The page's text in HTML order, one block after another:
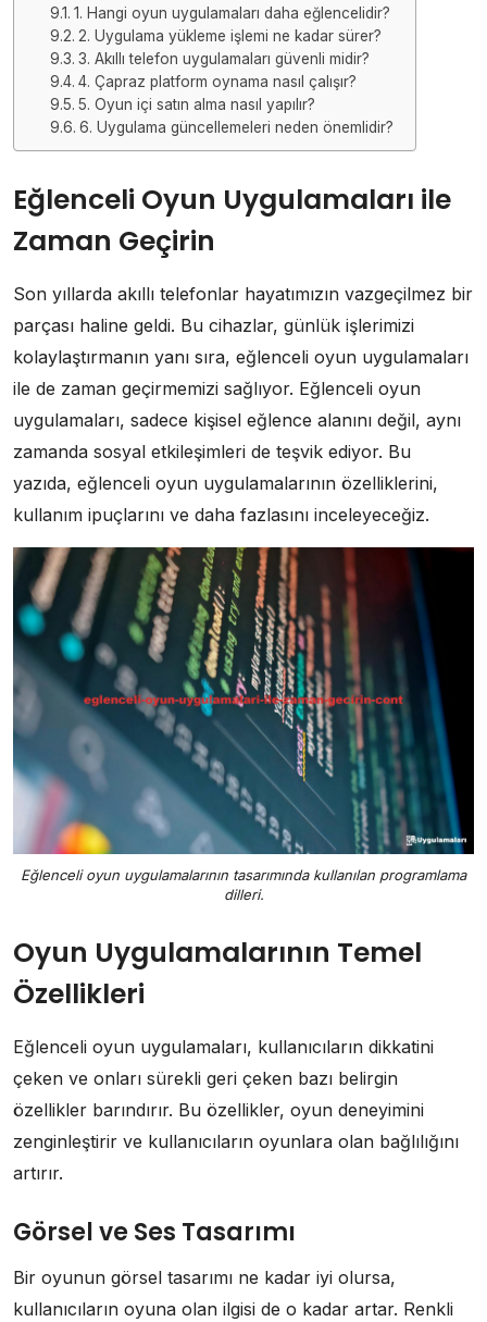
1. Hangi oyun uygulamaları daha eğlencelidir?
2. Uygulama yükleme işlemi ne kadar sürer?
3. Akıllı telefon uygulamaları güvenli midir?
4. Çapraz platform oynama nasıl çalışır?
5. Oyun içi satın alma nasıl yapılır?
6. Uygulama güncellemeleri neden önemlidir?
Eğlenceli Oyun Uygulamaları ile
Zaman Geçirin
Son yıllarda akıllı telefonlar hayatımızın vazgeçilmez bir
parçası haline geldi. Bu cihazlar, günlük işlerimizi
kolaylaştırmanın yanı sıra, eğlenceli oyun uygulamaları
ile de zaman geçirmemizi sağlıyor. Eğlenceli oyun
uygulamaları, sadece kişisel eğlence alanını değil, aynı
zamanda sosyal etkileşimleri de teşvik ediyor. Bu
yazıda, eğlenceli oyun uygulamalarının özelliklerini,
kullanım ipuçlarını ve daha fazlasını inceleyeceğiz.
Eğlenceli oyun uygulamalarının tasarımında kullanılan programlama
dilleri.
Oyun Uygulamalarının Temel
Özellikleri
Eğlenceli oyun uygulamaları, kullanıcıların dikkatini
çeken ve onları sürekli geri çeken bazı belirgin
özellikler barındırır. Bu özellikler, oyun deneyimini
zenginleştirir ve kullanıcıların oyunlara olan bağlılığını
artırır.
Görsel ve Ses Tasarımı
Bir oyunun görsel tasarımı ne kadar iyi olursa,
kullanıcıların oyuna olan ilgisi de o kadar artar. Renkli